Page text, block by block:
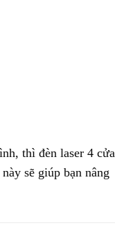
thì đèn laser 4 cửa
sẽ giúp bạn nâng